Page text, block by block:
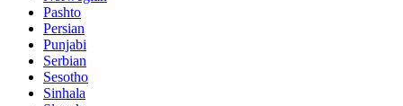
Pashto
Persian
Punjabi
Serbian
Sesotho
Sinhala